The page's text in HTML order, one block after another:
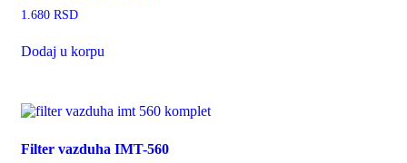
1.680 RSD
Dodaj u korpu
Filter vazduha IMT-560